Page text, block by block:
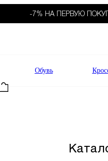
-7% НА ПЕРВУЮ
Обувь